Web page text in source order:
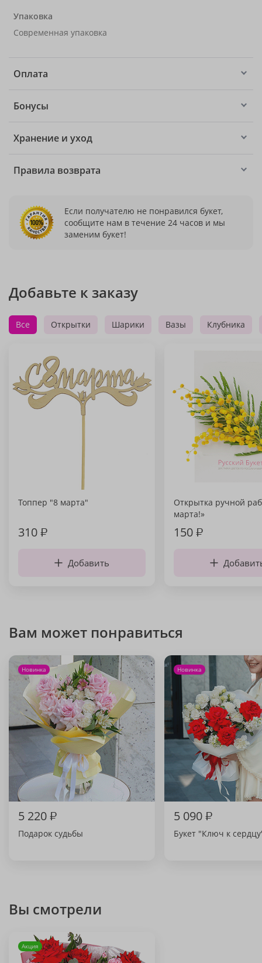
Упаковка
Современная упаковка
Оплата
Бонусы
Хранение и уход
Правила возврата
Если получателю не понравился букет,
сообщите нам в течение 24 часов и мы
заменим букет!
Добавьте к заказу
Все Открытки Шарики Вазы Клубника
Топпер "8 марта"
310₽
Добавить
Открытка ручной
марта!»
150₽
Вам может понравиться
Новинка
5 220₽
Подарок судьбы
Новинка
5 090₽
Букет "Ключ к
Вы смотрели
Акция